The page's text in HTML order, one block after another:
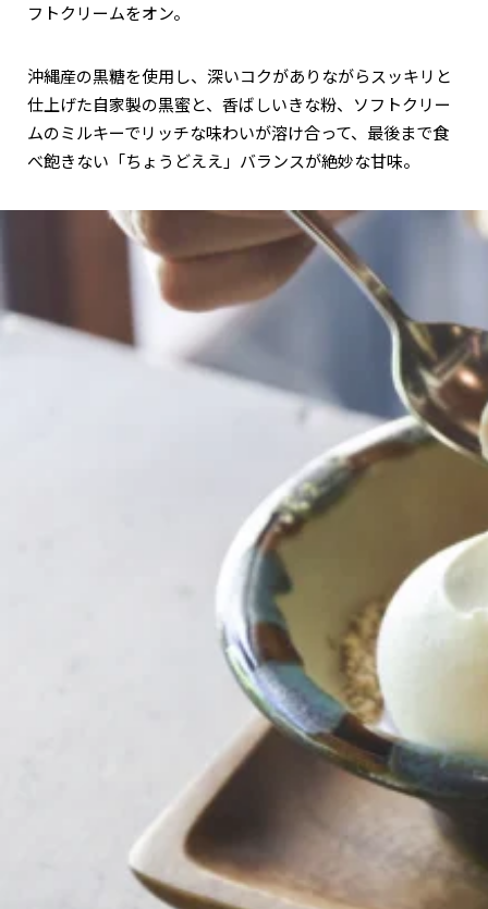
フトクリームをオン。
沖縄産の黒糖を使用し、深いコクがありながらスッキリと
仕上げた自家製の黒蜜と、香ばしいきな粉、ソフトクリー
ムのミルキーでリッチな味わいが溶け合って、最後まで食
べ飽きない「ちょうどええ」バランスが絶妙な甘味。